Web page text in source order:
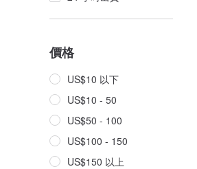
價格
US$10 以下
US$10 - 50
US$50 - 100
US$100 - 150
US$150 以上